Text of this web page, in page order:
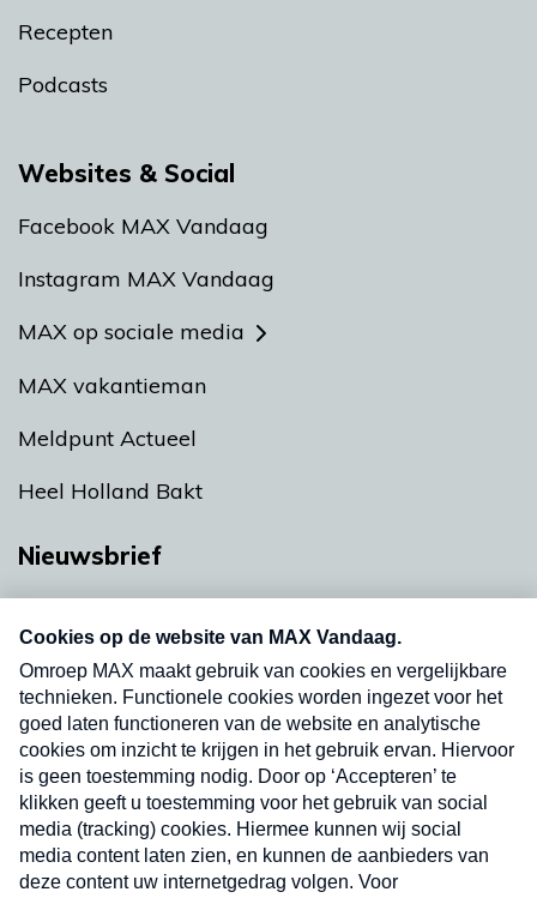
Recepten
Podcasts
Websites & Social
Facebook MAX Vandaag
Instagram MAX Vandaag
MAX op sociale media
MAX vakantieman
Meldpunt Actueel
Heel Holland Bakt
Nieuwsbrief
nieuwsbrief. Elke vrijdag- en dinsdagochtend in
uw mailbox.
Verzend